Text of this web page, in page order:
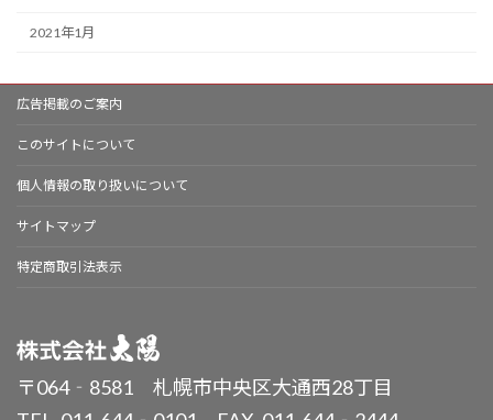
2021年1月
広告掲載のご案内
このサイトについて
個人情報の取り扱いについて
サイトマップ
特定商取引法表示
〒064‐8581 札幌市中央区大通西28丁目